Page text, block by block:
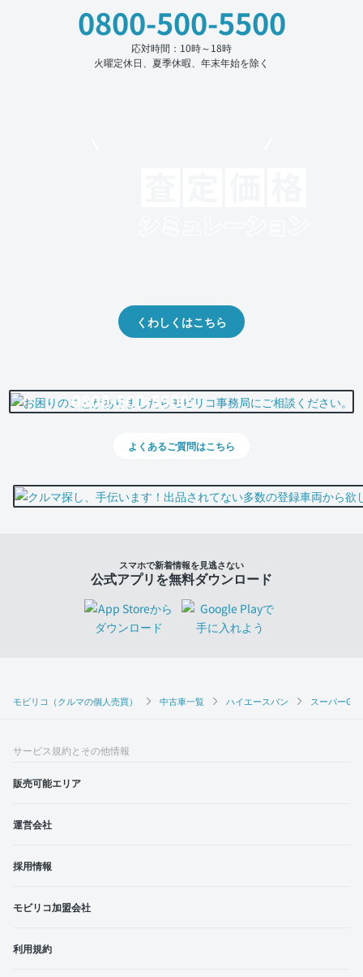
モビリコ（クルマの個人売買） 中古車一覧 ハイエースバン スーパーGL
0800-500-5500
応対時間：10時～18時
火曜定休日、夏季休暇、年末年始を除く
くわしくはこちら
0800-500-5500
よくあるご質問はこちら
スマホで新着情報を見逃さない
公式アプリを無料ダウンロード
サービス規約とその他情報
販売可能エリア
運営会社
採用情報
モビリコ加盟会社
利用規約